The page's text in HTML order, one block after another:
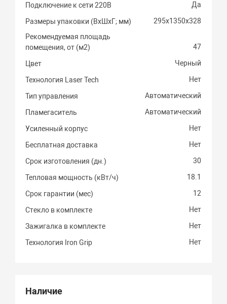
Подключение к сети 220В Да
Размеры упаковки (ВхШхГ; мм)
295х1350х328
Рекомендуемая площадь
помещения, от (м2)
47
Цвет Черный
Технология Laser Tech Нет
Тип управления Автоматический
Пламегаситель Автоматический
Усиленный корпус Нет
Бесплатная доставка Нет
Срок изготовления (дн.) 30
Тепловая мощность (кВт/ч) 18.1
Срок гарантии (мес) 12
Стекло в комплекте Нет
Зажигалка в комплекте Нет
Технология Iron Grip Нет
Наличие